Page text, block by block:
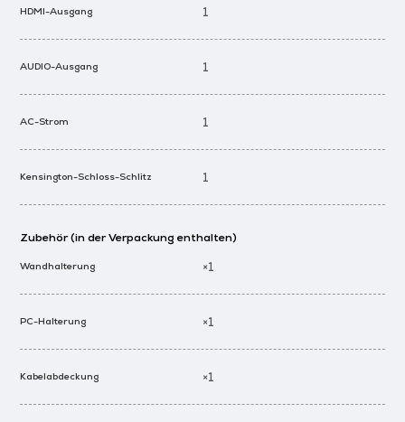
HDMI-Ausgang 1
AUDIO-Ausgang 1
AC-Strom 1
Kensington-Schloss-Schlitz 1
Zubehör (in der Verpackung enthalten)
Wandhalterung ×1
PC-Halterung ×1
Kabelabdeckung ×1